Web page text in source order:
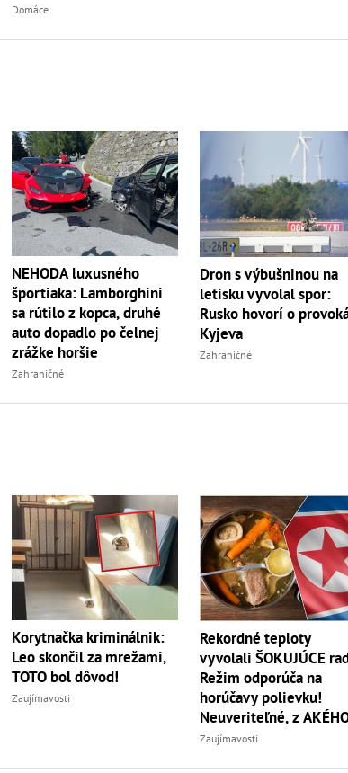
Domáce
NEHODA luxusného
športiaka: Lamborghini
sa rútilo z kopca, druhé
auto dopadlo po čelnej
zrážke horšie
Zahraničné
Dron s výbušninou na
letisku vyvolal spor:
Rusko hovorí o
Kyjeva
Zahraničné
Korytnačka kriminálnik:
Leo skončil za mrežami,
TOTO bol dôvod!
Zaujímavosti
Rekordné teploty
vyvolali ŠOKUJÚCE
Režim odporúča na
horúčavy polievku!
Neuveriteľné, z
zvierata
Zaujímavosti